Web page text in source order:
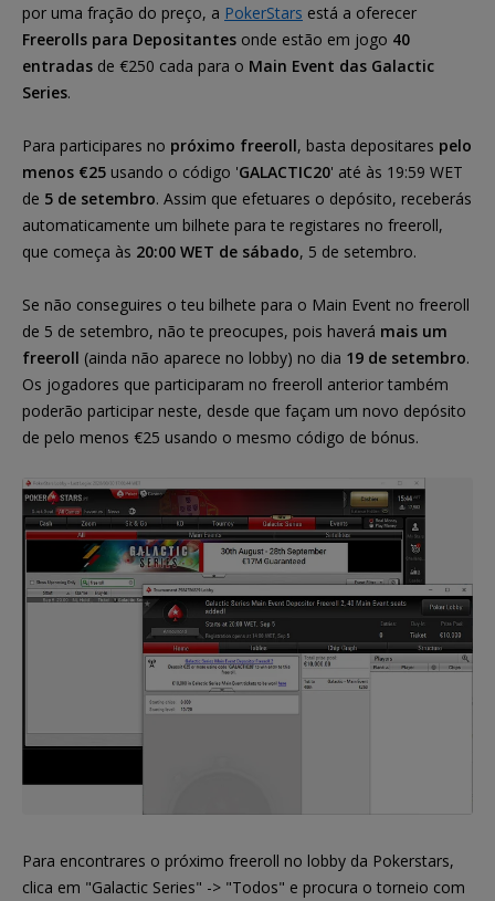
por uma fração do preço, a PokerStars está a oferecer
Freerolls para Depositantes onde estão em jogo 40
entradas de €250 cada para o Main Event das Galactic
Series.
Para participares no próximo freeroll, basta depositares pelo
menos €25 usando o código 'GALACTIC20' até às 19:59 WET
de 5 de setembro. Assim que efetuares o depósito, receberás
automaticamente um bilhete para te registares no freeroll,
que começa às 20:00 WET de sábado, 5 de setembro.
Se não conseguires o teu bilhete para o Main Event no freeroll
de 5 de setembro, não te preocupes, pois haverá mais um
freeroll (ainda não aparece no lobby) no dia 19 de setembro.
Os jogadores que participaram no freeroll anterior também
poderão participar neste, desde que façam um novo depósito
de pelo menos €25 usando o mesmo código de bónus.
Para encontrares o próximo freeroll no lobby da Pokerstars,
clica em "Galactic Series" -> "Todos" e procura o torneio com